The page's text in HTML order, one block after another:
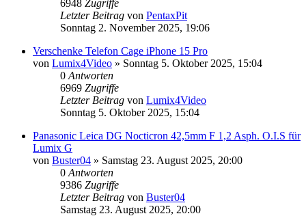
6948 Zugriffe
Letzter Beitrag von PentaxPit
Sonntag 2. November 2025, 19:06
Verschenke Telefon Cage iPhone 15 Pro
von Lumix4Video » Sonntag 5. Oktober 2025, 15:04
0 Antworten
6969 Zugriffe
Letzter Beitrag von Lumix4Video
Sonntag 5. Oktober 2025, 15:04
Panasonic Leica DG Nocticron 42,5mm F 1,2 Asph. O.I.S für
Lumix G
von Buster04 » Samstag 23. August 2025, 20:00
0 Antworten
9386 Zugriffe
Letzter Beitrag von Buster04
Samstag 23. August 2025, 20:00